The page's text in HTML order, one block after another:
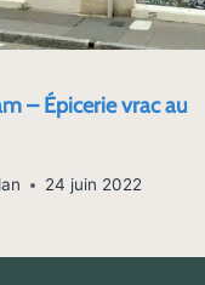
– Épicerie vrac au
24 juin 2022